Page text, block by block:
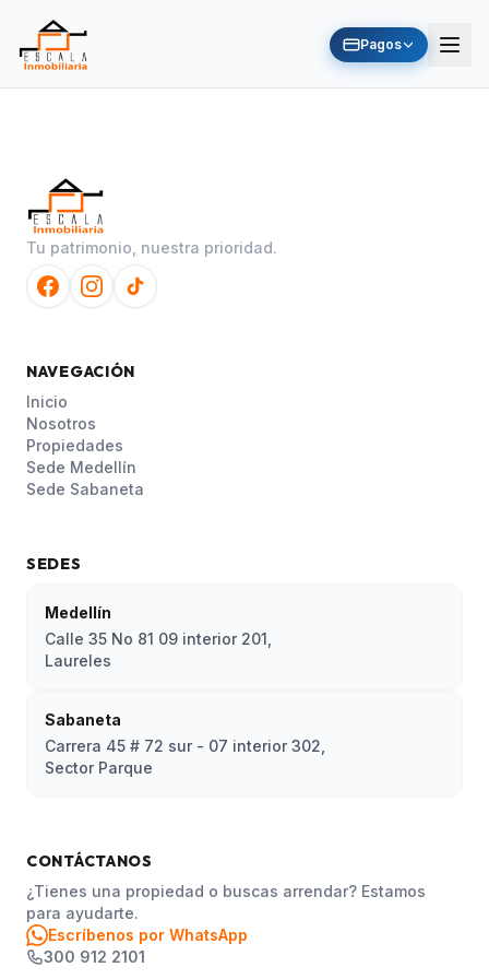
Pagos
Tu patrimonio, nuestra prioridad.
NAVEGACIÓN
Inicio
Nosotros
Propiedades
Sede Medellín
Sede Sabaneta
SEDES
Medellín
Calle 35 No 81 09 interior 201,
Laureles
Sabaneta
Carrera 45 # 72 sur - 07 interior 302,
Sector Parque
CONTÁCTANOS
¿Tienes una propiedad o buscas arrendar? Estamos
para ayudarte.
Escríbenos por WhatsApp
300 912 2101